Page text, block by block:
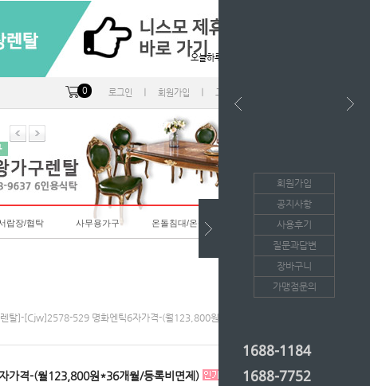
오늘하루 열지않음
0 로그인 회원가입 고객센터
랍장/협탁 사무용가구 온돌침대/온돌소파
탈]-[cjw]2578-529 명화엔틱6자가격-(월123,800원*36개월/등록비면제)
가격-(월123,800원*36개월/등록비면제)
회원가입
공지사항
사용후기
질문과답변
장바구니
가맹점문의
1688-1184
1688-7752